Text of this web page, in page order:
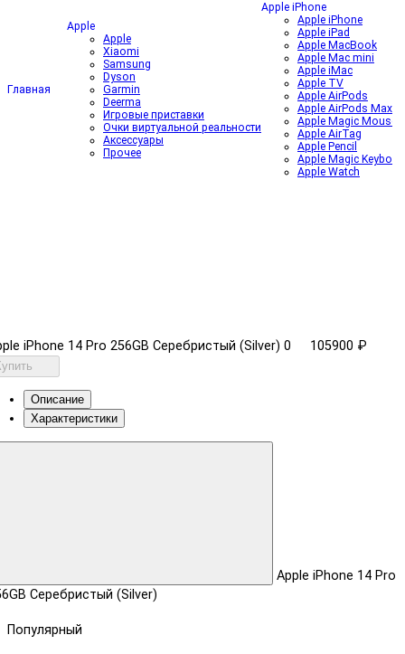
Главная
Apple
Apple
Xiaomi
Samsung
Dyson
Garmin
Deerma
Игровые приставки
Очки виртуальной реальности
Аксессуары
Прочее
Apple iPhone
Apple iPhone
Apple iPad
Apple MacBook
Apple Mac mini
Apple iMac
Apple TV
Apple AirPods
Apple AirPods Max
Apple Magic Mouse
Apple AirTag
Apple Pencil
Apple Magic
Apple Watch
iPhone 14 Pro 256GB Серебристый (Silver) 0 105900 ₽
Описание
Характеристики
Apple iPhone 14 Pro
Серебристый (Silver)
Популярный